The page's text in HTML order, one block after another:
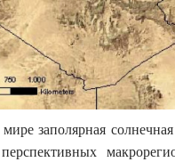
заполярная